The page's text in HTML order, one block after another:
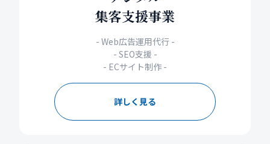
集客支援事業
- Web広告運用代行 -
- SEO支援 -
- ECサイト制作 -
詳しく見る